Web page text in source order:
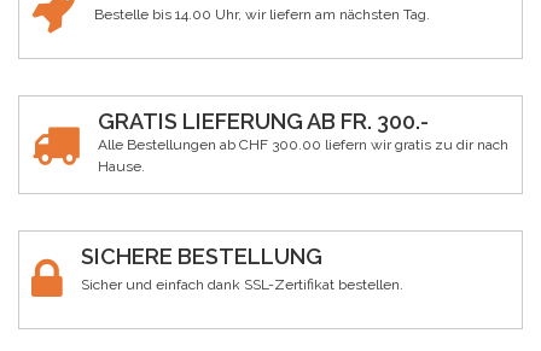
Bestelle bis 14.00 Uhr, wir liefern am nächsten Tag.
GRATIS LIEFERUNG AB FR. 300.-
Alle Bestellungen ab CHF 300.00 liefern wir gratis zu dir nach
Hause.
SICHERE BESTELLUNG
Sicher und einfach dank SSL-Zertifikat bestellen.